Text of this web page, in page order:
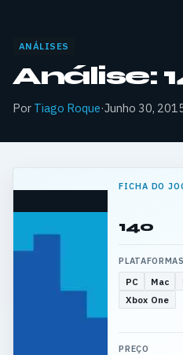
ANÁLISES
Análise:
Por Tiago Roque·Junho 30,
FICHA DO
140
PLATAFORMAS
PC Mac
Xbox One
PREÇO